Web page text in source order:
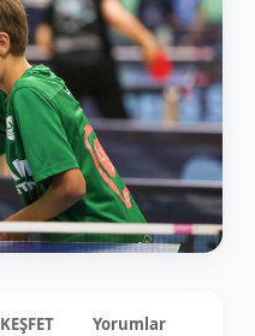
KEŞFET Yorumlar